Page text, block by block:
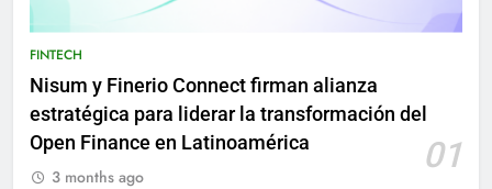
FINTECH
Nisum y Finerio Connect firman alianza
estratégica para liderar la transformación del
Open Finance en Latinoamérica
01
3 months ago